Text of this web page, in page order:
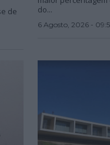
de
do...
6 Agosto, 2026 -